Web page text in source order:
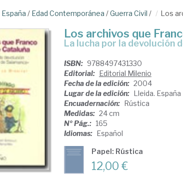
/ Edad Contemporánea /Guerra Civil / Los
Los archivos que
la lucha por la devolución
ISBN: 9788497431330
Editorial: Editorial Milenio
Fecha de la edición: 2004
Lugar de la edición: Lleida. España
Encuadernación: Rústica
Medidas: 24 cm
Nº Pág.: 165
Idiomas: Español
Papel: Rústica
12,00 €